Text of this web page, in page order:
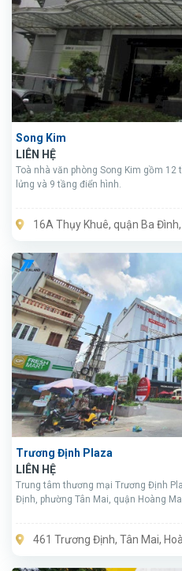
Song Kim
LIÊN HỆ
Toà nhà văn phòng Song Kim gồm
lửng và 9 tầng điển hình.
16A Thụy Khuê, quận Ba Đình,
Trương Định Plaza
LIÊN HỆ
Trung tâm thương mại Trương Định
Định, phường Tân Mai, quận Hoàng
461 Trương Định, Tân Mai,